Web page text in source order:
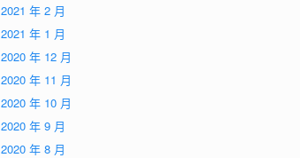
2021 年 2 月
2021 年 1 月
2020 年 12 月
2020 年 11 月
2020 年 10 月
2020 年 9 月
2020 年 8 月